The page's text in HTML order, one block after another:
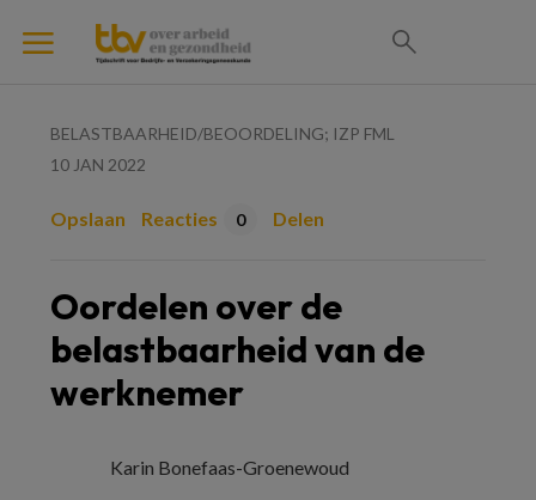
BELASTBAARHEID/BEOORDELING; IZP FML
10 JAN 2022
Opslaan Reacties 0 Delen
Oordelen over de
belastbaarheid van de
werknemer
Karin Bonefaas-Groenewoud